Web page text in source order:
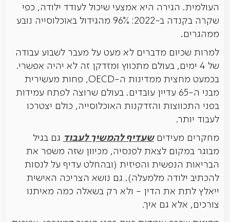
העולמית. הגירה היא אמצעי שיכול לעודד ילודה, כפי
שקרה בקנדה ב-2022: 96% מהגידול באוכלוסייה נובע
ממהגרים.
למרות שכיום מדברים לא מעט על מעבר לשבוע עבודה
של 4 ימים, בעולם מתכווץ ומזדקן זה לא יהיה אפשרי.
בכמעט מחצית ממדינות ה-OECD, פחות מעשירית
מבני ה-65 עדיין עובדים. בעולם שרוצה לפתח עמידות
בפני התכווצות והזדקנות האוכלוסייה, כולם יצטרכו
לעבוד יותר.
מחקרים מעידיםשעדיף להמשיך לעבוד גם בגיל
מבוגר במקום לצאת לפנסיה, מכיוון שזה משפר את
הבריאות הנפשית והפיזית (ובהחלט עדיף על לנסות
להכתיב ילודה מלמעלה). גם נושא הצריכה האישית
ייאלץ לתת את הדין - ולא רק בשאלה כמה מאיתנו
צורכים, אלא גם איך.